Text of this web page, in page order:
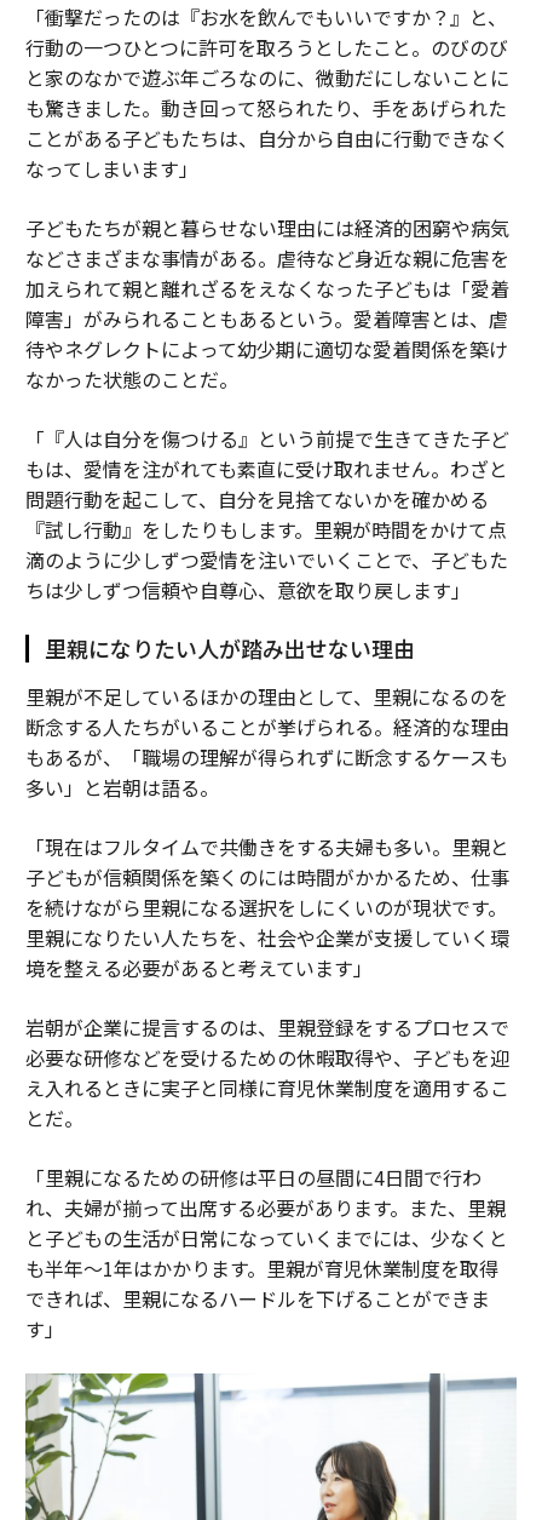
「衝撃だったのは『お水を飲んでもいいですか？』と、
行動の一つひとつに許可を取ろうとしたこと。のびのび
と家のなかで遊ぶ年ごろなのに、微動だにしないことに
も驚きました。動き回って怒られたり、手をあげられた
ことがある子どもたちは、自分から自由に行動できなく
なってしまいます」
子どもたちが親と暮らせない理由には経済的困窮や病気
などさまざまな事情がある。虐待など身近な親に危害を
加えられて親と離れざるをえなくなった子どもは「愛着
障害」がみられることもあるという。愛着障害とは、虐
待やネグレクトによって幼少期に適切な愛着関係を築け
なかった状態のことだ。
「『人は自分を傷つける』という前提で生きてきた子ど
もは、愛情を注がれても素直に受け取れません。わざと
問題行動を起こして、自分を見捨てないかを確かめる
『試し行動』をしたりもします。里親が時間をかけて点
滴のように少しずつ愛情を注いでいくことで、子どもた
ちは少しずつ信頼や自尊心、意欲を取り戻します」
里親になりたい人が踏み出せない理由
里親が不足しているほかの理由として、里親になるのを
断念する人たちがいることが挙げられる。経済的な理由
もあるが、「職場の理解が得られずに断念するケースも
多い」と岩朝は語る。
「現在はフルタイムで共働きをする夫婦も多い。里親と
子どもが信頼関係を築くのには時間がかかるため、仕事
を続けながら里親になる選択をしにくいのが現状です。
里親になりたい人たちを、社会や企業が支援していく環
境を整える必要があると考えています」
岩朝が企業に提言するのは、里親登録をするプロセスで
必要な研修などを受けるための休暇取得や、子どもを迎
え入れるときに実子と同様に育児休業制度を適用するこ
とだ。
「里親になるための研修は平日の昼間に4日間で行わ
れ、夫婦が揃って出席する必要があります。また、里親
と子どもの生活が日常になっていくまでには、少なくと
も半年～1年はかかります。里親が育児休業制度を取得
できれば、里親になるハードルを下げることができま
す」